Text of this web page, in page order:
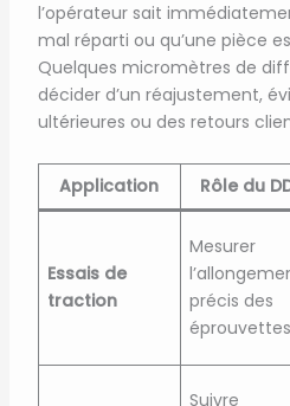
l’opérateur sait
mal réparti ou qu’une pièce
Quelques micromètres de
décider d’un réajustement,
ultérieures ou des retours
Application Rôle du
Essais de
traction
Mesurer
précis des
Suivre